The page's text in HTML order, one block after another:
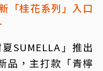
「桂花系列」入口
SUMELLA」推出
品，主打款「青檸